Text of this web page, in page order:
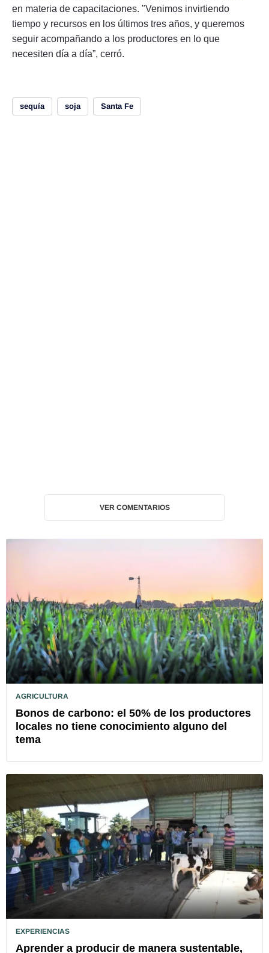
en materia de capacitaciones. "Venimos invirtiendo
tiempo y recursos en los últimos tres años, y queremos
seguir acompañando a los productores en lo que
necesiten día a día”, cerró.
sequía soja Santa Fe
VER COMENTARIOS
AGRICULTURA
Bonos de carbono: el 50% de los productores
locales no tiene conocimiento alguno del
tema
EXPERIENCIAS
Aprender a producir de manera sustentable,